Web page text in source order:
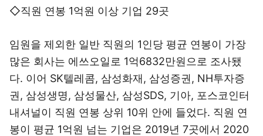
◇직원 연봉 1억원 이상 기업 29곳
임원을 제외한 일반 직원의 1인당 평균 연봉이 가장
많은 회사는 에쓰오일로 1억6832만원으로 조사됐
다. 이어 SK텔레콤, 삼성화재, 삼성증권, NH투자증
권, 삼성생명, 삼성물산, 삼성SDS, 기아, 포스코인터
내셔널이 직원 연봉 상위 10위 안에 들었다. 직원 연
봉이 평균 1억원 넘는 기업은 2019년 7곳에서 2020